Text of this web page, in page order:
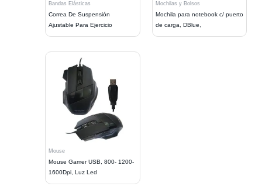
Bandas Elásticas
Correa De Suspensión
Ajustable Para Ejercicio
Mochilas y Bolsos
Mochila para notebook c/ puerto
de carga, DBlue,
Mouse
Mouse Gamer USB, 800- 1200-
1600Dpi, Luz Led